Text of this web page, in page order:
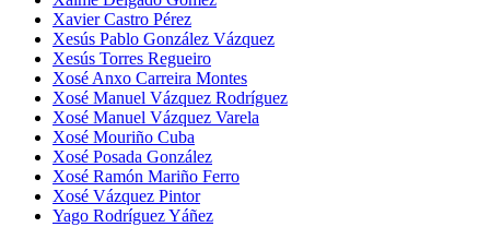
Xavier Castro Pérez
Xesús Pablo González Vázquez
Xesús Torres Regueiro
Xosé Anxo Carreira Montes
Xosé Manuel Vázquez Rodríguez
Xosé Manuel Vázquez Varela
Xosé Mouriño Cuba
Xosé Posada González
Xosé Ramón Mariño Ferro
Xosé Vázquez Pintor
Yago Rodríguez Yáñez